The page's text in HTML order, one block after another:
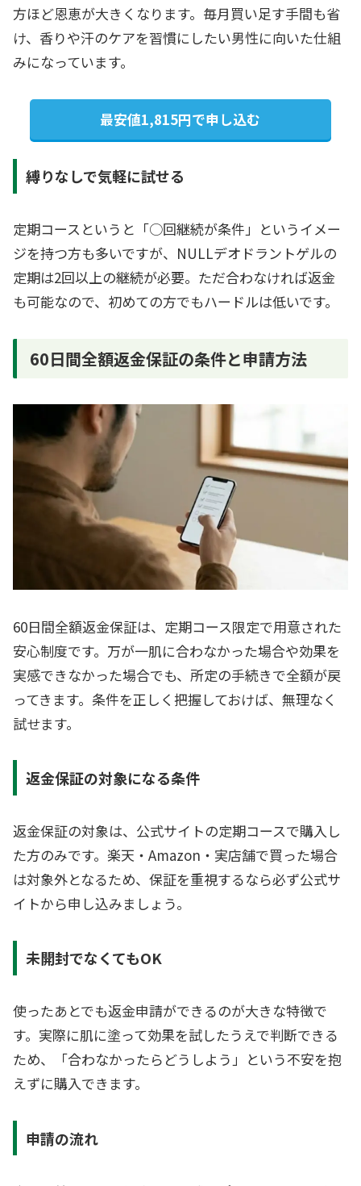
方ほど恩恵が大きくなります。毎月買い足す手間も省
け、香りや汗のケアを習慣にしたい男性に向いた仕組
みになっています。
最安値1,815円で申し込む
縛りなしで気軽に試せる
定期コースというと「○回継続が条件」というイメー
ジを持つ方も多いですが、NULLデオドラントゲルの
定期は2回以上の継続が必要。ただ合わなければ返金
も可能なので、初めての方でもハードルは低いです。
60日間全額返金保証の条件と申請方法
60日間全額返金保証は、定期コース限定で用意された
安心制度です。万が一肌に合わなかった場合や効果を
実感できなかった場合でも、所定の手続きで全額が戻
ってきます。条件を正しく把握しておけば、無理なく
試せます。
返金保証の対象になる条件
返金保証の対象は、公式サイトの定期コースで購入し
た方のみです。楽天・Amazon・実店舗で買った場合
は対象外となるため、保証を重視するなら必ず公式サ
イトから申し込みましょう。
未開封でなくてもOK
使ったあとでも返金申請ができるのが大きな特徴で
す。実際に肌に塗って効果を試したうえで判断できる
ため、「合わなかったらどうしよう」という不安を抱
えずに購入できます。
申請の流れ